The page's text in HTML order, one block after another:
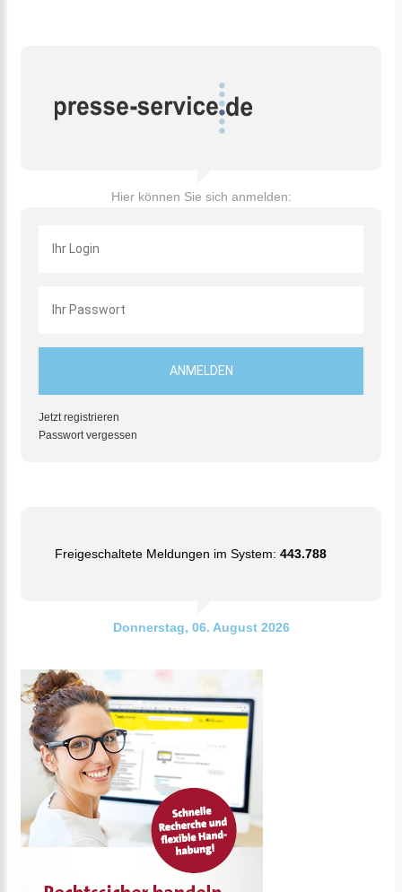
Hier können Sie sich anmelden:
Jetzt registrieren
Passwort vergessen
Freigeschaltete Meldungen im System: 443.788
Donnerstag, 06. August 2026